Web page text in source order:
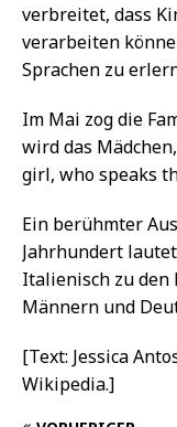
verbreitet, dass
verarbeiten
Sprachen zu
Im Mai zog die
wird das
girl, who speaks
Ein berühmter
Jahrhundert
Italienisch zu den
Männern und
[Text: Jessica
Wikipedia.]